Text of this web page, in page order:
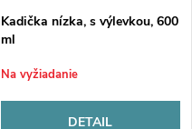
Kadička nízka, s výlevkou, 600
ml
Na vyžiadanie
DETAIL